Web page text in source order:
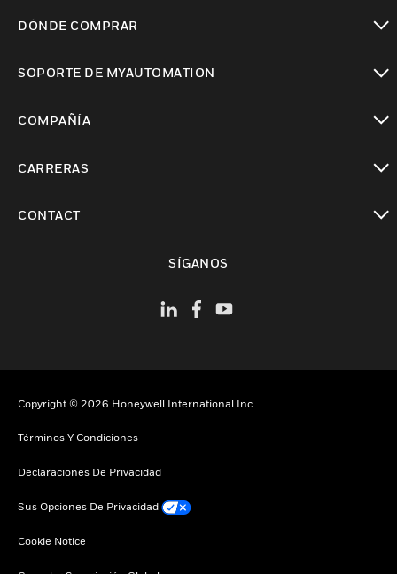
DÓNDE COMPRAR
SOPORTE DE MYAUTOMATION
COMPAÑÍA
CARRERAS
CONTACT
SÍGANOS
Copyright © 2026 Honeywell International Inc
Términos Y Condiciones
Declaraciones De Privacidad
Sus Opciones De Privacidad
Cookie Notice